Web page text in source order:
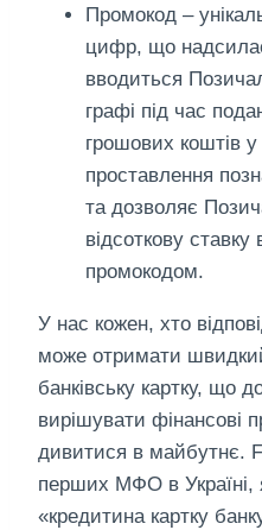
Промокод –
цифр, що
вводиться
графі під час
грошових коштів
проставлення
та дозволяє
відсоткову
промокодом.
У нас кожен, хто
може отримати
банківську картку, що
вирішувати фінансові
дивитися в майбутнє.
перших МФО в Україні,
«кредитина картку